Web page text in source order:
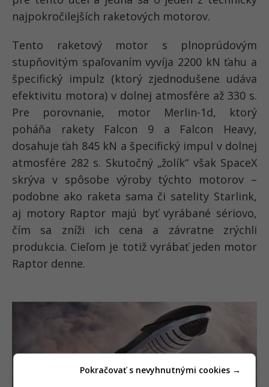
najpokročilejších raketových motorov.
Tento raketový motor s plnoprúdovým
stupňovitým spaľovaním vyvíja 2200 kN ťahu a
špecifický impulz (ktorý zjednodušene udáva
efektivitu motora) v dolnej atmosfére až 330 s.
Pre porovnanie, motor Merlin-1d, ktorý
poháňa rakety Falcon 9 a Falcon Heavy,
dosahuje ťah 845 kN a špecifický impul v dolnej
atmosfére 282 s. Skutočný „žolík“ však SpaceX
skrýva v spôsobe výroby týchto motorov –
podobne ako raketa sama či satelity Starlink,
aj motory Raptor majú byť vyrábané sériovo,
čím sa zníži ich cena a závratne zrýchli
produkcia. Cieľom je totiž vyrábať jeden motor
Raptor denne.
Pokračovať s nevyhnutnými cookies →